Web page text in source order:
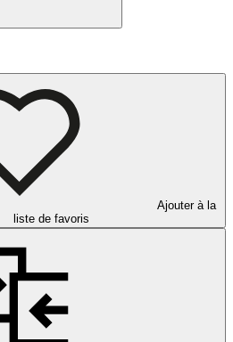
Ajouter à la
liste de favoris